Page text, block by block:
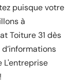
puisque votre
à
Toiture 31 dès
L'entreprise